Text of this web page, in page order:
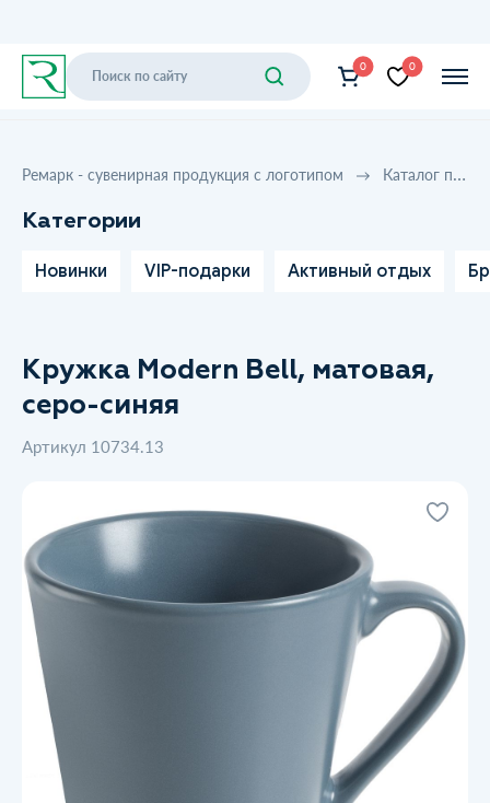
0 0
Ремарк - сувенирная продукция с логотипом Каталог продукции
Категории
Новинки VIP-подарки Активный отдых
Кружка Modern Bell, матовая,
серо-синяя
Артикул 10734.13